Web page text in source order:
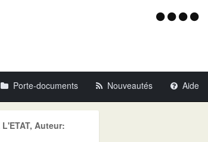
Menu
Porte-documents Nouveautés Aide
Auteur: